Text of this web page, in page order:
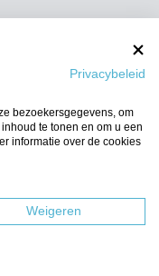
Privacybeleid
bezoekersgegevens, om
te tonen en om u een
informatie over de cookies
Weigeren